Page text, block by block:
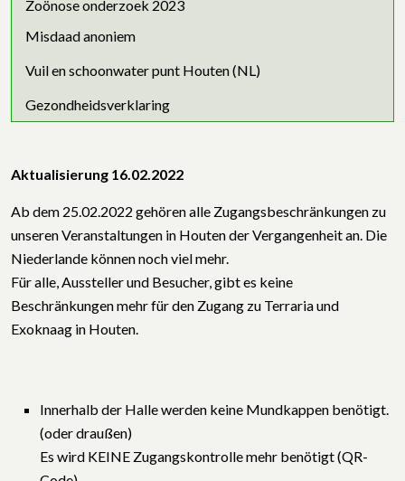
Zoönose onderzoek 2023
Misdaad anoniem
Vuil en schoonwater punt Houten (NL)
Gezondheidsverklaring
Aktualisierung 16.02.2022
Ab dem 25.02.2022 gehören alle Zugangsbeschränkungen zu
unseren Veranstaltungen in Houten der Vergangenheit an. Die
Niederlande können noch viel mehr.
Für alle, Aussteller und Besucher, gibt es keine
Beschränkungen mehr für den Zugang zu Terraria und
Exoknaag in Houten.
Innerhalb der Halle werden keine Mundkappen benötigt.
(oder draußen)
Es wird KEINE Zugangskontrolle mehr benötigt (QR-